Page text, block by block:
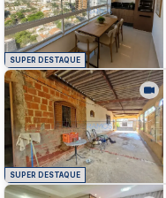
SUPER DESTAQUE
SUPER DESTAQUE